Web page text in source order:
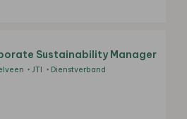
Sustainability Manager
JTI Dienstverband